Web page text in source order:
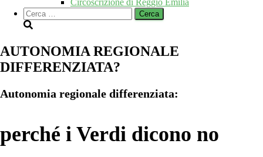
Circoscrizione di Reggio Emilia
Ricerca
per:
AUTONOMIA REGIONALE
DIFFERENZIATA?
Autonomia regionale differenziata:
perché i Verdi dicono no